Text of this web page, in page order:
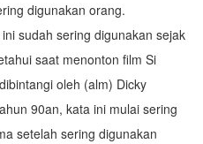
digunakan orang.
sudah sering digunakan sejak
saat menonton film Si
oleh (alm) Dicky
90an, kata ini mulai sering
setelah sering digunakan